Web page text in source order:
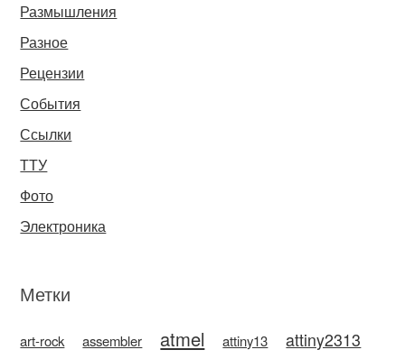
Размышления
Разное
Рецензии
События
Ссылки
ТТУ
Фото
Электроника
Метки
art-rock assembler atmel attiny13 attiny2313